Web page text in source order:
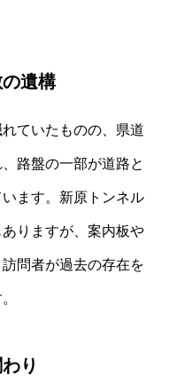
遺構
ていたものの、県道
路盤の一部が道路と
ます。新原トンネル
りますが、案内板や
問者が過去の存在を
り